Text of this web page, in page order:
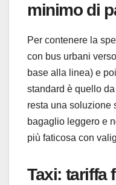
minimo di
Per contenere la
con bus urbani
base alla linea) e
standard è quello da
resta una soluzione
bagaglio leggero e
più faticosa con
Taxi: tariffa